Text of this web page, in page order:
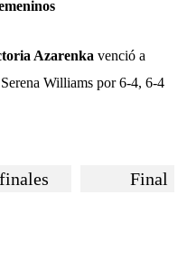
Azarenka venció a
Serena Williams por 6-4, 6-4
Final